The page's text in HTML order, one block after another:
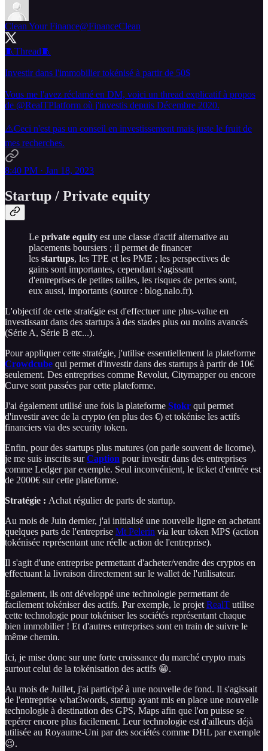
Clean Your Finance@FinanceClean
🧵Thread🧵
Investir dans l'immobilier tokénisé à partir de 50$
Vous me l'avez réclamé en DM, voici un thread explicatif à propos
de @RealTPlatform où j'investis depuis Décembre 2020.
⚠️Ceci n'est pas un conseil en investissement mais juste le fruit de
mes recherches.
8:40 PM · Jan 18, 2023
Startup / Private equity
Le private equity est une classe d'actif alternative au
placements boursiers ; il permet de financer
les startups, les TPE et les PME ; les perspectives de
gains sont importantes, cependant s'agissant
d'entreprises de petites tailles, les risques de pertes sont,
eux aussi, importants (source : blog.nalo.fr).
L'objectif de cette stratégie est d'effectuer une plus-value en
investissant dans des startups à des stades plus ou moins avancés
(Série A, Série B etc...).
Pour appliquer cette stratégie, j'utilise essentiellement la plateforme
Crowdcube qui permet d'investir dans des startups à partir de 10€
seulement. Des entreprises comme Revolut, Citymapper ou encore
Curve sont passées par cette plateforme.
J'ai également utilisé une fois la plateforme Stokr qui permet
d'investir avec de la crypto (en plus des €) et tokénise les actifs
financiers via des security token.
Enfin, pour des startups plus matures (on parle souvent de licorne),
je me suis inscrits surCaption pour investir dans des entreprises
comme Ledger par exemple. Seul inconvénient, le ticket d'entrée est
de 2000€ sur cette plateforme.
Stratégie : Achat régulier de parts de startup.
Au mois de Juin dernier, j'ai initialisé une nouvelle ligne en achetant
quelques parts de l'entreprise Mt Pelerin via leur token MPS (action
tokénisée représentant une réelle action de l'entreprise).
Il s'agit d'une entreprise permettant d'acheter/vendre des cryptos en
effectuant la livraison directement sur le wallet de l'utilisateur.
Egalement, ils ont développé une technologie permettant de
facilement tokéniser des actifs. Par exemple, le projetRealT utilise
cette technologie pour tokéniser les sociétés représentant chaque
bien immobilier ! Et d'autres entreprises sont en train de suivre le
même chemin.
Ici, je mise donc sur une forte croissance du marché crypto mais
surtout celui de la tokénisation des actifs 😁.
Au mois de Juillet, j'ai participé à une nouvelle de fond. Il s'agissait
de l'entreprise what3words, startup ayant mis en place une nouvelle
technologie à destination des GPS, Maps afin que l'on puisse se
repérer encore plus facilement. Leur technologie est d'ailleurs déjà
utilisée au Royaume-Uni par des sociétés comme DHL par exemple
😉.